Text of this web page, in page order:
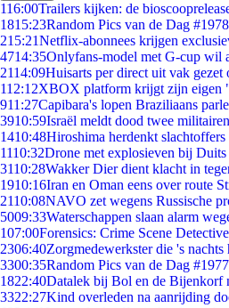
116:00Trailers kijken: de
1815:23Random Pics van de Dag #1978
215:21Netflix-abonnees krijgen
4714:35Onlyfans-model met G-cup wil
2114:09Huisarts per direct uit vak
112:12XBOX platform krijgt zijn eigen
911:27Capibara's lopen Braziliaans
3910:59Israël meldt dood twee
1410:48Hiroshima herdenkt
1110:32Drone met explosieven bij
3110:28Wakker Dier dient klacht in
1910:16Iran en Oman eens over route
2110:08NAVO zet wegens Russische
5009:33Waterschappen slaan alarm
107:00Forensics: Crime Scene Detective
2306:40Zorgmedewerkster die 's
3300:35Random Pics van de Dag #1977
1822:40Datalek bij Bol en de Bijenkorf
3322:27Kind overleden na aanrijding